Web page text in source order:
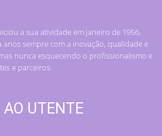
a sua atividade em janeiro de 1956,
anos sempre com a inovação, qualidade e
nunca esquecendo o profissionalismo e
e parceiros.
UTENTE